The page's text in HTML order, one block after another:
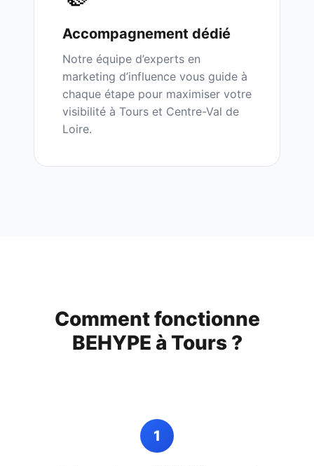
Accompagnement dédié
Notre équipe d’experts en
marketing d’influence vous guide à
chaque étape pour maximiser votre
visibilité à Tours et Centre-Val de
Loire.
Comment fonctionne
BEHYPE à Tours?
1